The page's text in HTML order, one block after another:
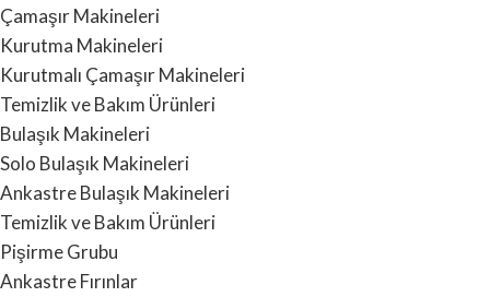
Çamaşır Makineleri
Kurutma Makineleri
Kurutmalı Çamaşır Makineleri
Temizlik ve Bakım Ürünleri
Bulaşık Makineleri
Solo Bulaşık Makineleri
Ankastre Bulaşık Makineleri
Temizlik ve Bakım Ürünleri
Pişirme Grubu
Ankastre Fırınlar